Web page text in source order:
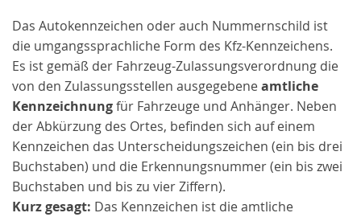
Das Autokennzeichen oder auch Nummernschild ist
die umgangssprachliche Form des Kfz-Kennzeichens.
Es ist gemäß der Fahrzeug-Zulassungsverordnung die
von den Zulassungsstellen ausgegebeneamtliche
Kennzeichnungfür Fahrzeuge und Anhänger. Neben
der Abkürzung des Ortes, befinden sich auf einem
Kennzeichen das Unterscheidungszeichen (ein bis drei
Buchstaben) und die Erkennungsnummer (ein bis zwei
Buchstaben und bis zu vier Ziffern).
Kurz gesagt: Das Kennzeichen ist die amtliche